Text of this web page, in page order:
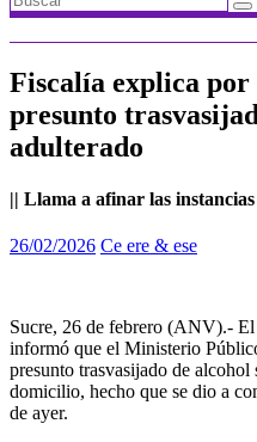
Fiscalía explica
presunto
adulterado
|| Llama a afinar las
26/02/2026 Ce ere & ese
Sucre, 26 de febrero (ANV).-
informó que el Ministerio
presunto trasvasijado de alcohol
domicilio, hecho que se dio a
de ayer.